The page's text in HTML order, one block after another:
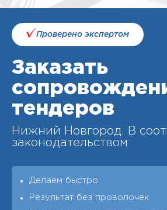
Проверено экспертом
Заказать
тендеров
Нижний Новгород. В
законодательством
Делаем быстро
Результат без проволочек